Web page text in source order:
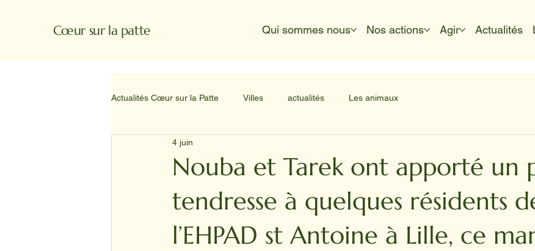
Cœur sur la patte Qui sommes nous Nos actions Agir Actualités
Actualités Cœur sur la Patte Villes actualités Les animaux
Nouba et Tarek ont apporté un
tendresse à quelques résidents
l’EHPAD st Antoine à Lille, ce
4 juin